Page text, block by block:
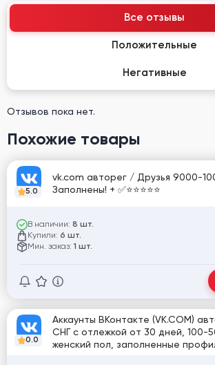
Все отзывы
Положительные
Негативные
Отзывов пока нет.
Похожие товары
5.0
vk.com авторег / Друзья 9000-
Заполнены! + ✅⭐️⭐️⭐️⭐️⭐️
В наличии: 8 шт.
Купили: 6 шт.
Мин. заказ: 1 шт.
0.0
Аккаунты ВКонтакте (VK.COM)
СНГ с отлежкой от 30 дней, 100-
женский пол, заполненные